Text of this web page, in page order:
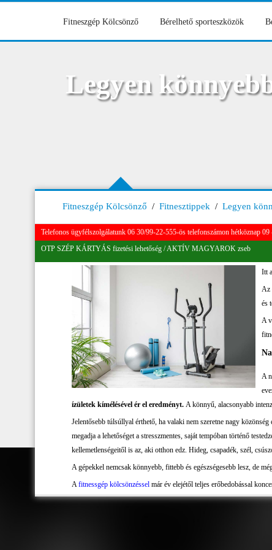
Fitneszgép Kölcsönző Bérelhető sporteszközök
Legyen
Fitneszgép Kölcsönző / Fitnesztippek / Legyen
Telefonos ügyfélszolgálatunk 06 30/99-22-555-ös telefonszámon hétköznap
OTP SZÉP KÁRTYÁS fizetési lehetőség / AKTÍV MAGYAROK zseb
Itt
Az
és
A
A
ízületek kímélésével ér el eredményt. A könnyű, alacsonyabb
Jelentősebb túlsúllyal érthető, ha valaki nem szeretne nagy
megadja a lehetőséget a stresszmentes, saját tempóban történő
kellemetlenségeitől is az, aki otthon edz. Hideg, csapadék, szél,
A gépekkel nemcsak könnyebb, fittebb és egészségesebb lesz, de
Afitnessgép kölcsönzéssel már év elejétől teljes erőbedobással